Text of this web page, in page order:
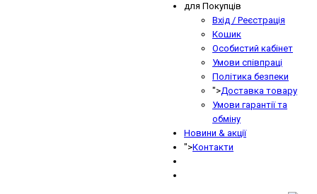
для Покупців
Вхід / Реєстрація
Кошик
Особистий кабінет
Умови співпраці
Політика безпеки
">Доставка товару
Умови гарантії та
обміну
Новини & акції
">Контакти